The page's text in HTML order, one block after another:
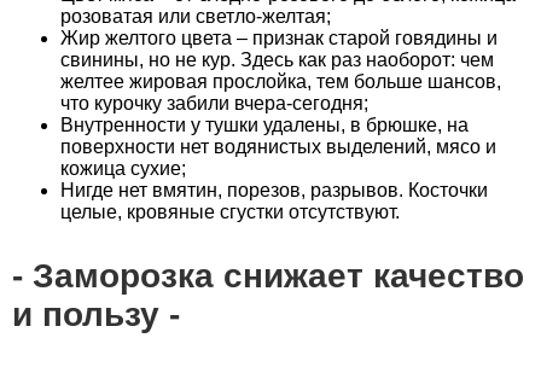
розоватая или светло-желтая;
Жир желтого цвета – признак старой говядины и
свинины, но не кур. Здесь как раз наоборот: чем
желтее жировая прослойка, тем больше шансов,
что курочку забили вчера-сегодня;
Внутренности у тушки удалены, в брюшке, на
поверхности нет водянистых выделений, мясо и
кожица сухие;
Нигде нет вмятин, порезов, разрывов. Косточки
целые, кровяные сгустки отсутствуют.
Заморозка снижает качество
и пользу